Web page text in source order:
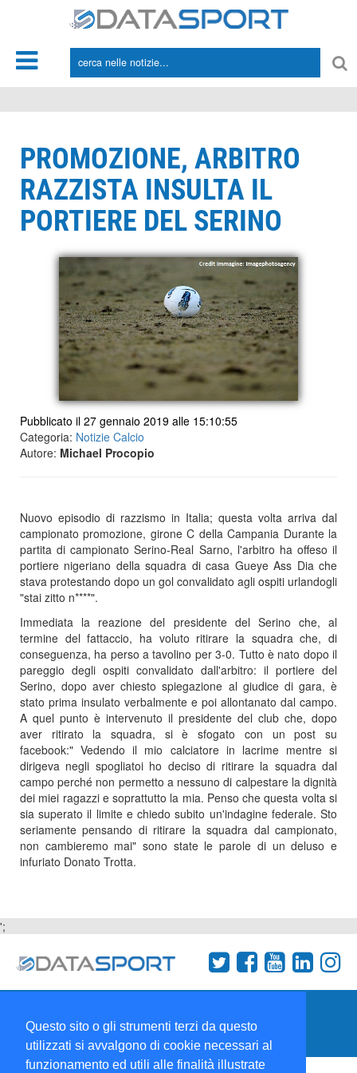
Questo sito o gli strumenti terzi da questo
utilizzati si avvalgono di cookie necessari al
funzionamento ed utili alle finalità illustrate
PROMOZIONE, ARBITRO
RAZZISTA INSULTA IL
PORTIERE DEL SERINO
Pubblicato il 27 gennaio 2019 alle 15:10:55
Categoria: Notizie Calcio
Autore: Michael Procopio
Nuovo episodio di razzismo in Italia; questa volta arriva dal
campionato promozione, girone C della Campania Durante la
partita di campionato Serino-Real Sarno, l'arbitro ha offeso il
portiere nigeriano della squadra di casa Gueye Ass Dia che
stava protestando dopo un gol convalidato agli ospiti urlandogli
"stai zitto n****".
Immediata la reazione del presidente del Serino che, al
termine del fattaccio, ha voluto ritirare la squadra che, di
conseguenza, ha perso a tavolino per 3-0. Tutto è nato dopo il
pareggio degli ospiti convalidato dall'arbitro: il portiere del
Serino, dopo aver chiesto spiegazione al giudice di gara, è
stato prima insulato verbalmente e poi allontanato dal campo.
A quel punto è intervenuto il presidente del club che, dopo
aver ritirato la squadra, si è sfogato con un post su
facebook:" Vedendo il mio calciatore in lacrime mentre si
dirigeva negli spogliatoi ho deciso di ritirare la squadra dal
campo perché non permetto a nessuno di calpestare la dignità
dei miei ragazzi e soprattutto la mia. Penso che questa volta si
sia superato il limite e chiedo subito un'indagine federale. Sto
seriamente pensando di ritirare la squadra dal campionato,
non cambieremo mai" sono state le parole di un deluso e
infuriato Donato Trotta.
';
Collabora con noi